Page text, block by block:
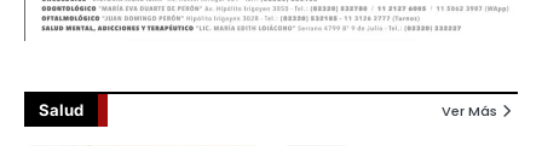
Salud Ver Más